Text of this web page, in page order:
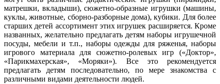
матрешки, вкладыши), сюжетно-образные игрушки (машины,
куклы, животные, сборно-разборные дома), кубики. Для более
старших детей ассортимент этих игрушек расширяется. Кроме
названных, желательно предлагать детям наборы игрушечной
посуды, мебели и т.п., наборы одежды для ряженья, наборы
игрового материала для сюжетно-ролевых игр («Доктор»,
«Парикмахерская», «Моряки»). Все это рекомендуется
предлагать детям последовательно, по мере знакомства с
различными видами деятельности людей.